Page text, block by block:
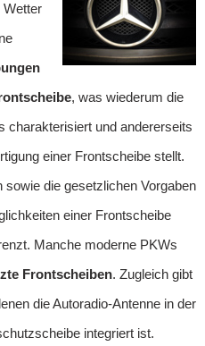
, was wiederum die
charakterisiert und andererseits
einer Frontscheibe stellt.
die gesetzlichen Vorgaben
einer Frontscheibe
Manche moderne PKWs
Frontscheiben. Zugleich gibt
die Autoradio-Antenne in der
integriert ist.